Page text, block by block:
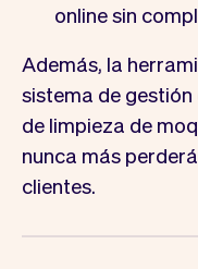
online sin
Además, la
sistema de
de limpieza de
nunca más
clientes.